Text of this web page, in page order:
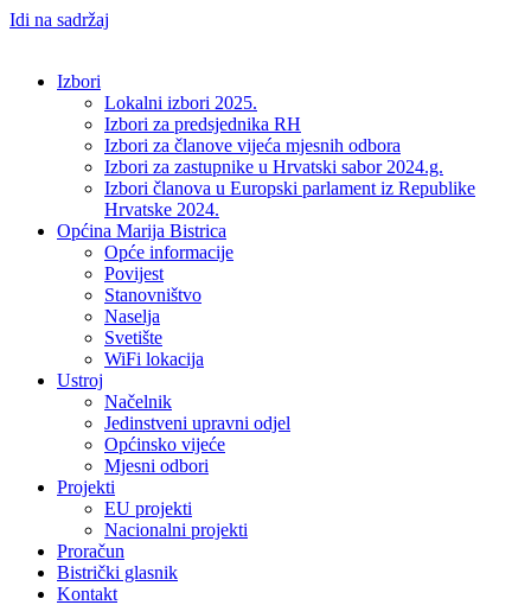
Idi na sadržaj
Izbori
Lokalni izbori 2025.
Izbori za predsjednika RH
Izbori za članove vijeća mjesnih odbora
Izbori za zastupnike u Hrvatski sabor 2024.g.
Izbori članova u Europski parlament iz Republike
Hrvatske 2024.
Općina Marija Bistrica
Opće informacije
Povijest
Stanovništvo
Naselja
Svetište
WiFi lokacija
Ustroj
Načelnik
Jedinstveni upravni odjel
Općinsko vijeće
Mjesni odbori
Projekti
EU projekti
Nacionalni projekti
Proračun
Bistrički glasnik
Kontakt